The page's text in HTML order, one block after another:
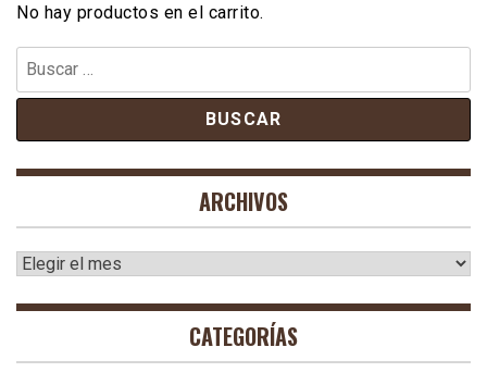
No hay productos en el carrito.
Buscar:
ARCHIVOS
Archivos
CATEGORÍAS